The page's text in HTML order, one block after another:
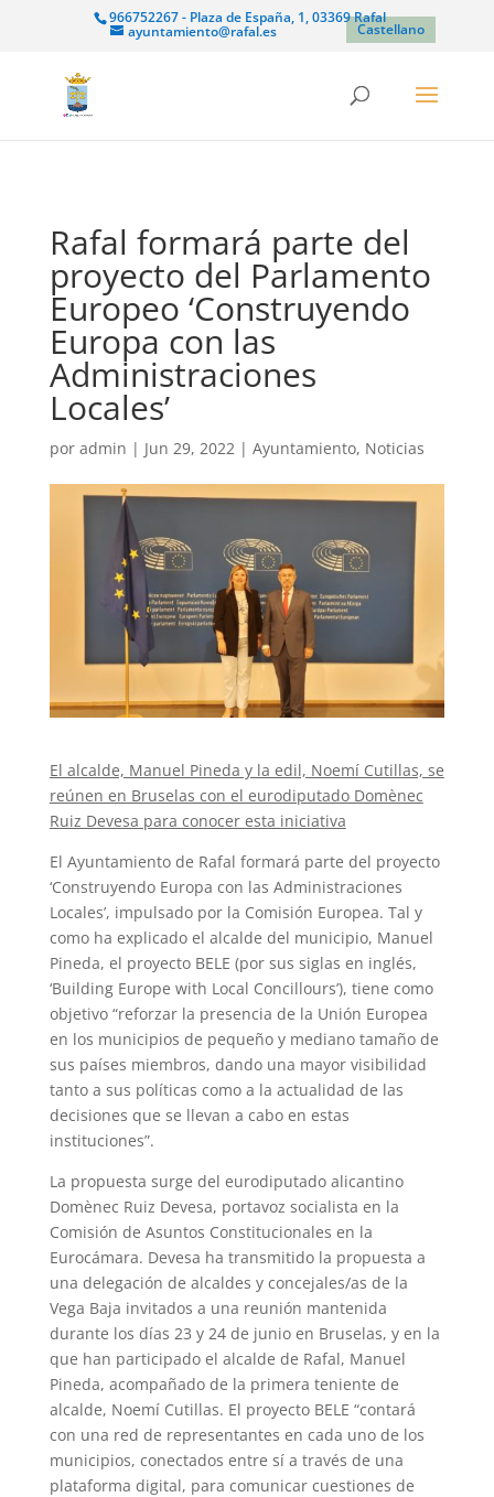
966752267 - Plaza de España, 1, 03369 Rafal
ayuntamiento@rafal.es Castellano
Rafal formará parte del
proyecto del Parlamento
Europeo ‘Construyendo
Europa con las
Administraciones
Locales’
por admin | Jun 29, 2022| Ayuntamiento, Noticias
El alcalde, Manuel Pineda y la edil, Noemí Cutillas, se
reúnen en Bruselas con el eurodiputado Domènec
Ruiz Devesa para conocer esta iniciativa
El Ayuntamiento de Rafal formará parte del proyecto
‘Construyendo Europa con las Administraciones
Locales’, impulsado por la Comisión Europea. Tal y
como ha explicado el alcalde del municipio, Manuel
Pineda, el proyecto BELE (por sus siglas en inglés,
‘Building Europe with Local Concillours’), tiene como
objetivo “reforzar la presencia de la Unión Europea
en los municipios de pequeño y mediano tamaño de
sus países miembros, dando una mayor visibilidad
tanto a sus políticas como a la actualidad de las
decisiones que se llevan a cabo en estas
instituciones”.
La propuesta surge del eurodiputado alicantino
Domènec Ruiz Devesa, portavoz socialista en la
Comisión de Asuntos Constitucionales en la
Eurocámara. Devesa ha transmitido la propuesta a
una delegación de alcaldes y concejales/as de la
Vega Baja invitados a una reunión mantenida
durante los días 23 y 24 de junio en Bruselas, y en la
que han participado el alcalde de Rafal, Manuel
Pineda, acompañado de la primera teniente de
alcalde, Noemí Cutillas. El proyecto BELE “contará
con una red de representantes en cada uno de los
municipios, conectados entre sí a través de una
plataforma digital, para comunicar cuestiones de